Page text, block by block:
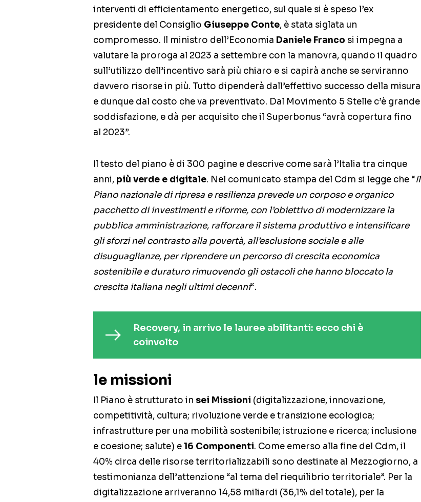
interventi di efficientamento energetico, sul quale si è speso l’ex
presidente del Consiglio Giuseppe Conte, è stata siglata un
compromesso. Il ministro dell’Economia Daniele Franco si impegna a
valutare la proroga al 2023 a settembre con la manovra, quando il quadro
sull’utilizzo dell’incentivo sarà più chiaro e si capirà anche se serviranno
davvero risorse in più. Tutto dipenderà dall’effettivo successo della misura
e dunque dal costo che va preventivato. Dal Movimento 5 Stelle c’è grande
soddisfazione, e dà per acquisito che il Superbonus “avrà copertura fino
al 2023”.
Il testo del piano è di 300 pagine e descrive come sarà l’Italia tra cinque
anni, più verde e digitale. Nel comunicato stampa del Cdm si legge che “Il
Piano nazionale di ripresa e resilienza prevede un corposo e organico
pacchetto di investimenti e riforme, con l’obiettivo di modernizzare la
pubblica amministrazione, rafforzare il sistema produttivo e intensificare
gli sforzi nel contrasto alla povertà, all’esclusione sociale e alle
disuguaglianze, per riprendere un percorso di crescita economica
sostenibile e duraturo rimuovendo gli ostacoli che hanno bloccato la
crescita italiana negli ultimi decenni“.
Recovery, in arrivo le lauree abilitanti: ecco chi è
coinvolto
le missioni
Il Piano è strutturato in sei Missioni (digitalizzazione, innovazione,
competitività, cultura; rivoluzione verde e transizione ecologica;
infrastrutture per una mobilità sostenibile; istruzione e ricerca; inclusione
e coesione; salute) e16 Componenti. Come emerso alla fine del Cdm, il
40% circa delle risorse territorializzabili sono destinate al Mezzogiorno, a
testimonianza dell’attenzione “al tema del riequilibrio territoriale”. Per la
digitalizzazione arriveranno 14,58 miliardi (36,1% del totale), per la